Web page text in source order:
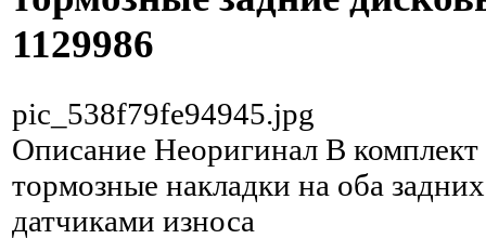
1129986
pic_538f79fe94945.jpg
Описание Неоригинал В комплект
тормозные накладки на оба
датчиками износа